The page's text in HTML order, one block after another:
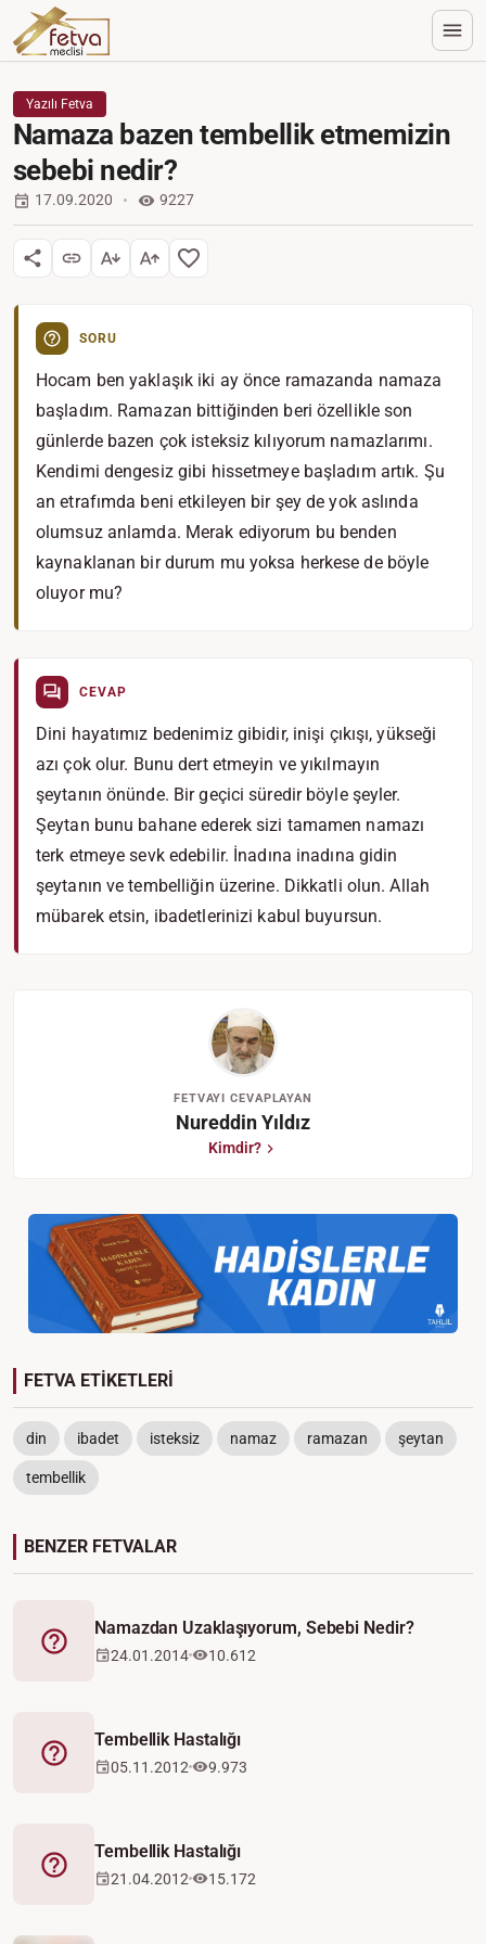
Yazılı Fetva
Namaza bazen tembellik etmemizin
sebebi nedir?
17.09.2020 9227
SORU
Hocam ben yaklaşık iki ay önce ramazanda namaza
başladım. Ramazan bittiğinden beri özellikle son
günlerde bazen çok isteksiz kılıyorum namazlarımı.
Kendimi dengesiz gibi hissetmeye başladım artık. Şu
an etrafımda beni etkileyen bir şey de yok aslında
olumsuz anlamda. Merak ediyorum bu benden
kaynaklanan bir durum mu yoksa herkese de böyle
oluyor mu?
CEVAP
Dini hayatımız bedenimiz gibidir, inişi çıkışı, yükseği
azı çok olur. Bunu dert etmeyin ve yıkılmayın
şeytanın önünde. Bir geçici süredir böyle şeyler.
Şeytan bunu bahane ederek sizi tamamen namazı
terk etmeye sevk edebilir. İnadına inadına gidin
şeytanın ve tembelliğin üzerine. Dikkatli olun. Allah
mübarek etsin, ibadetlerinizi kabul buyursun.
FETVAYI CEVAPLAYAN
Nureddin Yıldız
Kimdir?
FETVA ETİKETLERİ
din ibadet isteksiz namaz ramazan şeytan
tembellik
BENZER FETVALAR
Fetva
Namazdan Uzaklaşıyorum, Sebebi Nedir?
24.01.2014 10.612
Fetva
Tembellik Hastalığı
05.11.2012 9.973
Fetva
Tembellik Hastalığı
21.04.2012 15.172